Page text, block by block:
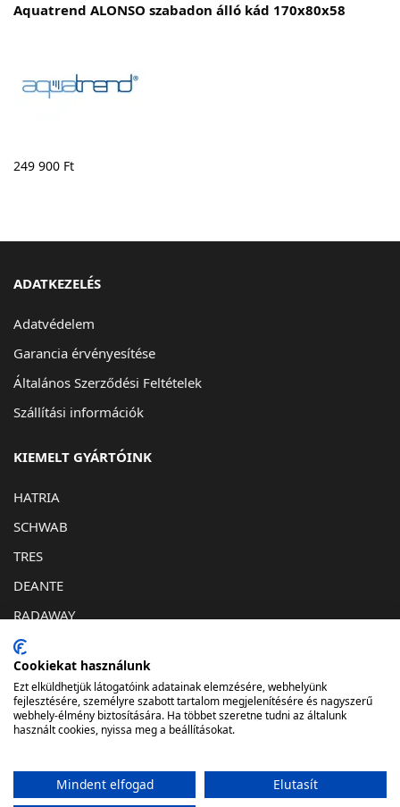
Aquatrend ALONSO szabadon álló kád 170x80x58
249 900 Ft
ADATKEZELÉS
Adatvédelem
Garancia érvényesítése
Általános Szerződési Feltételek
Szállítási információk
KIEMELT GYÁRTÓINK
HATRIA
SCHWAB
TRES
DEANTE
RADAWAY
KAPCSOLAT
1032. Budapest, Bécsi út 193
info@lunafurdostudio.hu
Cookiekat használunk
Ezt elküldhetjük látogatóink adatainak elemzésére, webhelyünk
fejlesztésére, személyre szabott tartalom megjelenítésére és nagyszerű
webhely-élmény biztosítására. Ha többet szeretne tudni az általunk
használt cookies, nyissa meg a beállításokat.
Mindent elfogad Elutasít